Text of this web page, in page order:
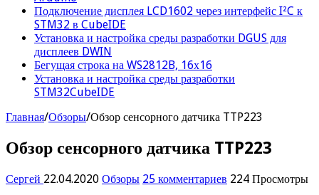
Подключение дисплея LCD1602 через интерфейс I²C к
STM32 в CubeIDE
Установка и настройка среды разработки DGUS для
дисплеев DWIN
Бегущая строка на WS2812B, 16х16
Установка и настройка среды разработки
STM32CubeIDE
Главная/Обзоры/Обзор сенсорного датчика TTP223
Обзор сенсорного датчика TTP223
Сергей 22.04.2020 Обзоры 25 комментариев 224 Просмотры